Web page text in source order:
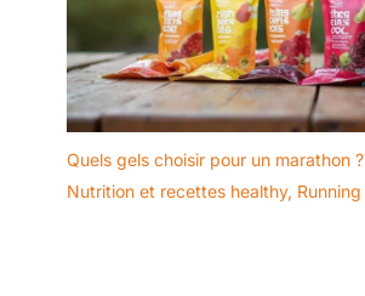
Quels gels choisir pour un marathon ?
Nutrition et recettes healthy, Running